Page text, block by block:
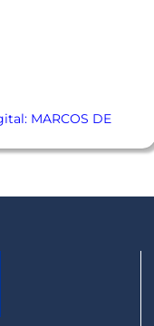
MARCOS DE